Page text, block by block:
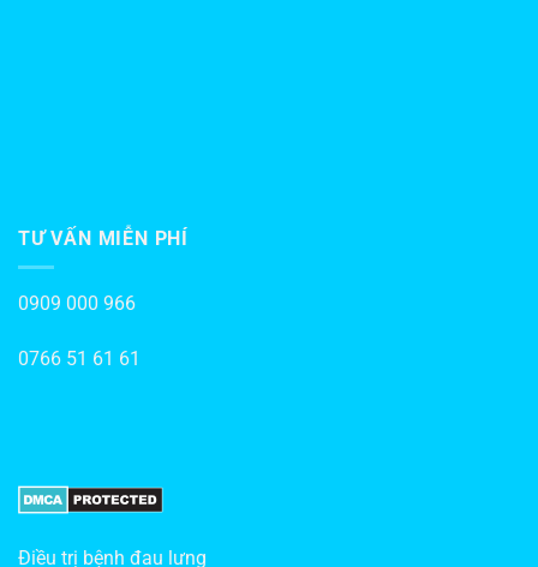
TƯ VẤN MIỄN PHÍ
0909 000 966
0766 51 61 61
Điều trị bệnh đau lưng